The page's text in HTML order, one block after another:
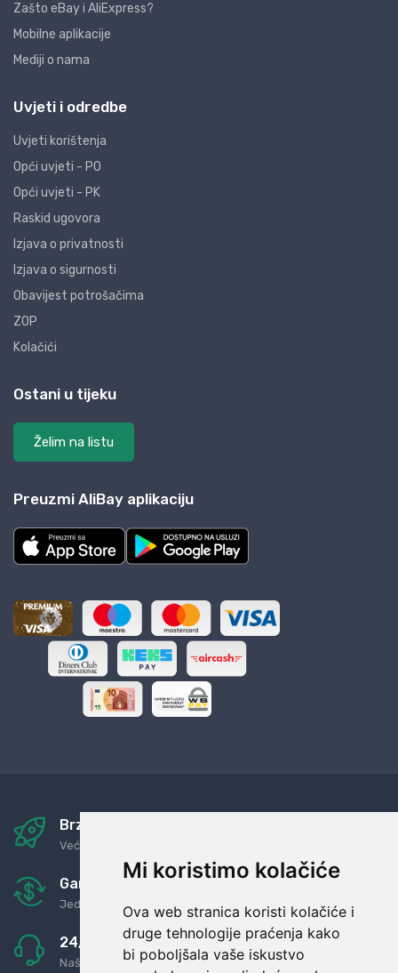
Mi koristimo kolačiće
Ova web stranica koristi kolačiće i
druge tehnologije praćenja kako
bi poboljšala vaše iskustvo
Zašto eBay i AliExpress?
Mobilne aplikacije
Mediji o nama
Uvjeti i odredbe
Uvjeti korištenja
Opći uvjeti - PO
Opći uvjeti - PK
Raskid ugovora
Izjava o privatnosti
Izjava o sigurnosti
Obavijest potrošačima
ZOP
Kolačići
Ostani u tijeku
Želim na listu
Preuzmi AliBay aplikaciju
Brza i sigurna dostava
Već za nekoliko dana kod vas
Garancija u povrat novaca
Jednostavno pravilo: Roba za novac
24/7 odlična podrška
Naši agenti uvijek na raspolaganju